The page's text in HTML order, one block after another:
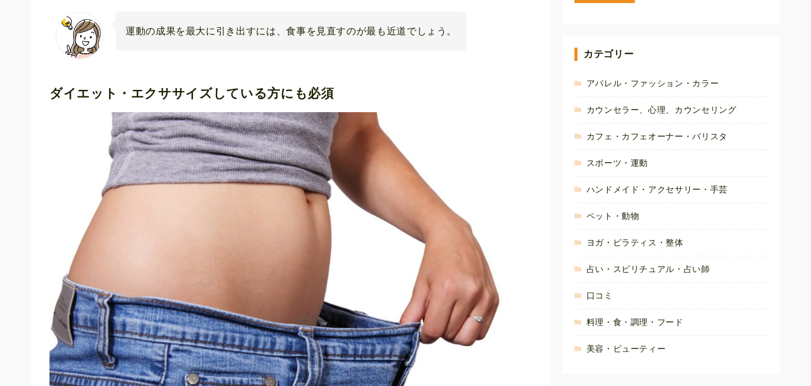
運動の成果を最大に引き出すには、食事を見直すのが最も近道でしょう。
ダイエット・エクササイズしている方にも必須
カテゴリー
アパレル・ファッション・カラー
カウンセラー、心理、カウンセリング
カフェ・カフェオーナー・バリスタ
スポーツ・運動
ハンドメイド・アクセサリー・手芸
ペット・動物
ヨガ・ピラティス・整体
占い・スピリチュアル・占い師
口コミ
料理・食・調理・フード
美容・ビューティー